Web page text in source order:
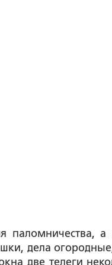
паломничества,
дела
две телеги